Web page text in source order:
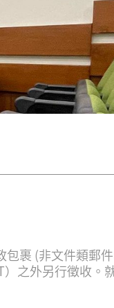
裹 (非文件類郵件
之外另行徵收。